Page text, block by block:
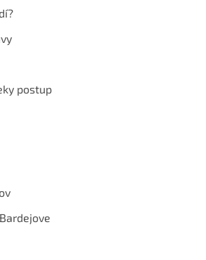
postup